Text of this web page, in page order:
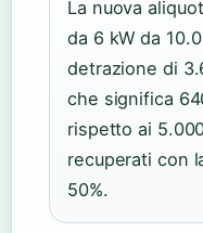
La nuova
da 6 kW da
detrazione di
che significa
rispetto ai
recuperati con
50%.